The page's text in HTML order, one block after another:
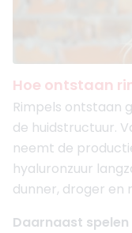
Hoe ontstaan
Rimpels ontstaan
de huidstructuur.
neemt de
hyaluronzuur
dunner, droger en
Daarnaast